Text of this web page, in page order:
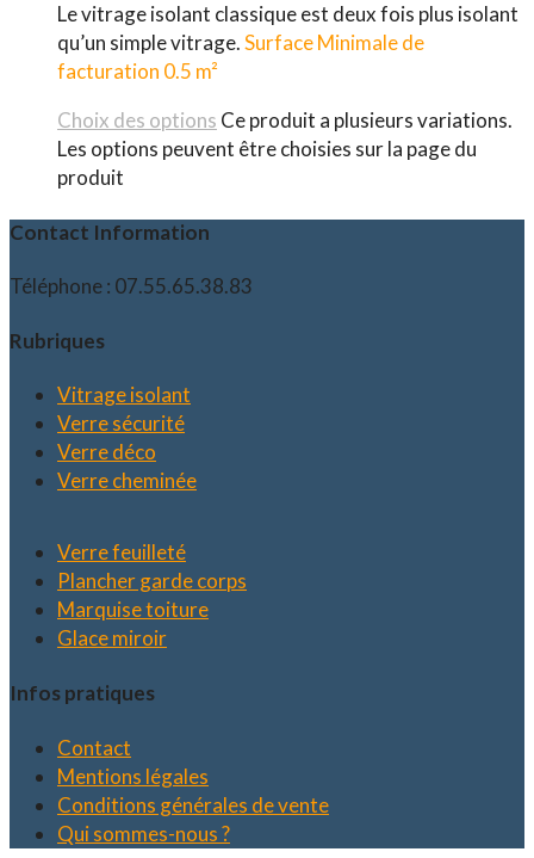
Le vitrage isolant classique est deux fois plus isolant
qu’un simple vitrage.Surface Minimale de
facturation 0.5 m²
Choix des options Ce produit a plusieurs variations.
Les options peuvent être choisies sur la page du
produit
Contact Information
Téléphone : 07.55.65.38.83
Rubriques
Vitrage isolant
Verre sécurité
Verre déco
Verre cheminée
Verre feuilleté
Plancher garde corps
Marquise toiture
Glace miroir
Infos pratiques
Contact
Mentions légales
Conditions générales de vente
Qui sommes-nous ?